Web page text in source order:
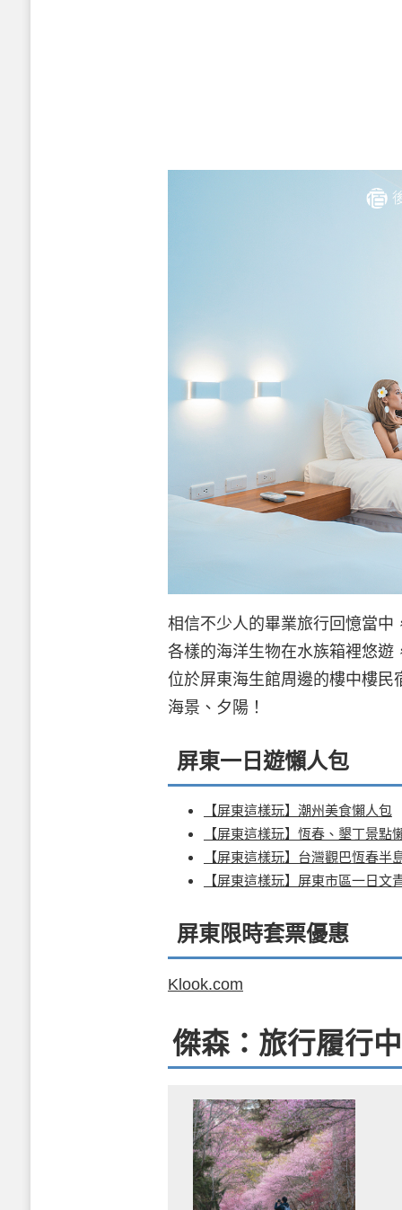
相信不少人的畢業旅行回憶當
各樣的海洋生物在水族箱裡悠
位於屏東海生館周邊的樓中樓
海景、夕陽！
屏東一日遊懶人包
【屏東這樣玩】潮州美食懶人包
【屏東這樣玩】恆春、墾丁景點
【屏東這樣玩】台灣觀巴恆春半
【屏東這樣玩】屏東市區一日文
屏東限時套票優惠
Klook.com
傑森：旅行履行中